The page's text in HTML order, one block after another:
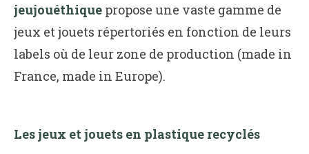
jeujouéthique propose une vaste gamme de
jeux et jouets répertoriés en fonction de leurs
labels où de leur zone de production (made in
France, made in Europe).
Les jeux et jouets en plastique recyclés